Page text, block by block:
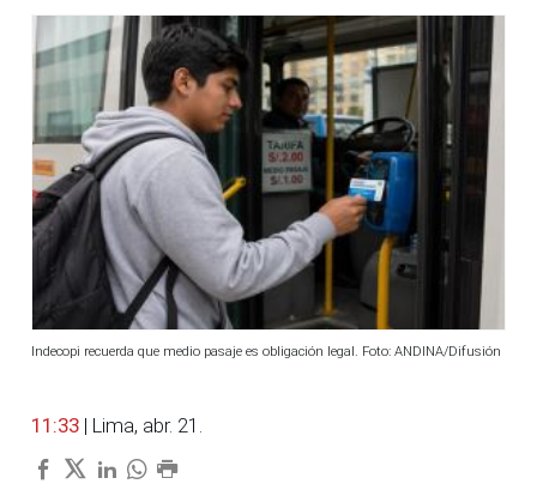
Indecopi recuerda que medio pasaje es obligación legal. Foto: ANDINA/Difusión
11:33 | Lima, abr. 21.